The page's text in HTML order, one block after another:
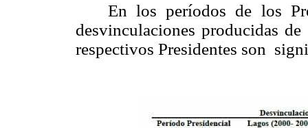
En los períodos de los
desvinculaciones producidas
respectivos Presidentes son